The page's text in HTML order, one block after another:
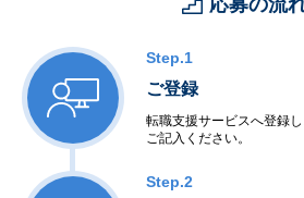
・衛星・航空制御
・交通機関・車輌制御
・ビル・店舗設備制御
・電力・エネルギー制御
・通信インフラ制御
・LSI・FPGA設計
応募の流
Step.1
ご登録
転職支援サービスへ登録
ご記入ください。
Step.2